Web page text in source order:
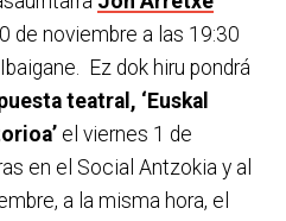
de noviembre a las 19:30
Ez dok hiru pondrá
teatral, ‘Euskal
el viernes 1 de
en el Social Antzokia y al
a la misma hora, el